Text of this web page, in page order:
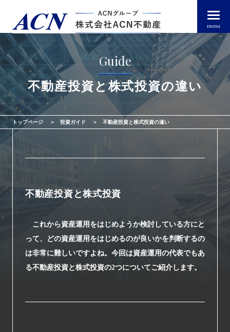
menu
経営者・法人のお客様
個人のお客様
トップページ
arrow_right_alt
サービス一覧 arrow_right_alt
最新情報 arrow_right_alt
Guide
不動産投資と株式投資の違い
トップページ 投資ガイド 不動産投資と株式投資の違い
不動産投資と株式投資
これから資産運用をはじめようか検討している方にと
って、どの資産運用をはじめるのが良いかを判断するの
は非常に難しいですよね。今回は資産運用の代表でもあ
る不動産投資と株式投資の2つについてご紹介します。